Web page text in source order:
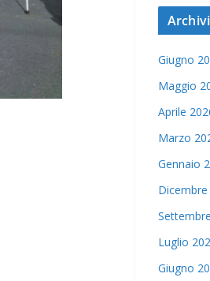
Archivi
Giugno
Maggio
Aprile
Marzo
Gennaio
Dicembre
Luglio
Giugno